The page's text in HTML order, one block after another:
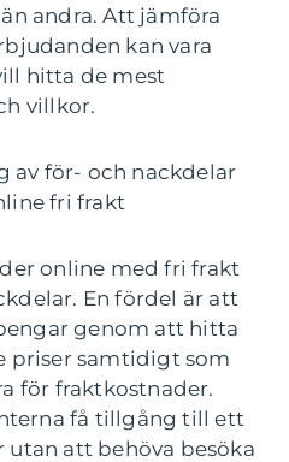
andra. Att jämföra
kan vara
hitta de mest
villkor.
av för- och nackdelar
fri frakt
online med fri frakt
En fördel är att
genom att hitta
priser samtidigt som
för fraktkostnader.
få tillgång till ett
att behöva besöka